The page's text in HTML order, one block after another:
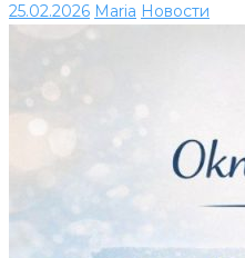
25.02.2026 Maria Новости